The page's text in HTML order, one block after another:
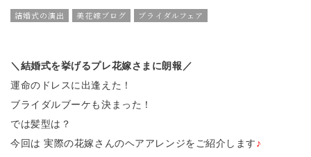
結婚式の演出 美花嫁ブログ
ブライダルフェア
＼結婚式を挙げるプレ花嫁さまに朗報／
運命のドレスに出逢えた！
ブライダルブーケも決まった！
では髪型は？
今回は 実際の花嫁さんのヘアアレンジをご紹介します♪